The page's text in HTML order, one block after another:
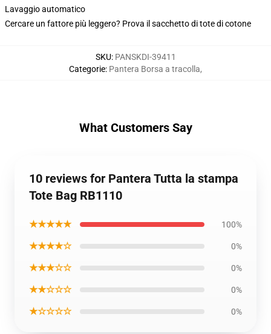
Lavaggio automatico
Cercare un fattore più leggero? Prova il sacchetto di tote di cotone
SKU: PANSKDI-39411
Categorie: Pantera Borsa a tracolla,
What Customers Say
10 reviews for Pantera Tutta la stampa
Tote Bag RB1110
★★★★★ 100%
★★★★☆ 0%
★★★☆☆ 0%
★★☆☆☆ 0%
★☆☆☆☆ 0%